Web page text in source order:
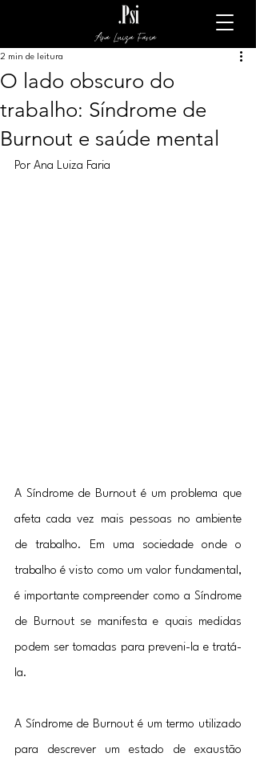
Ana Luiza Faria
O lado obscuro do
trabalho: Síndrome de
Burnout e saúde mental
2 min de leitura
Por Ana Luiza Faria
A Síndrome de Burnout é um problema que
afeta cada vez mais pessoas no ambiente
de trabalho. Em uma sociedade onde o
trabalho é visto como um valor fundamental,
é importante compreender como a Síndrome
de Burnout se manifesta e quais medidas
podem ser tomadas para preveni-la e tratá-
la.
A Síndrome de Burnout é um termo utilizado
para descrever um estado de exaustão